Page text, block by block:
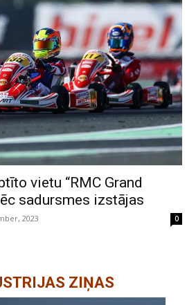
vietu “RMC Grand
sadursmes izstājas
2023 0
ZIŅAS